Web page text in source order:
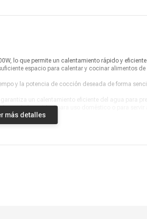
Producto digital No
Vendido por
lo que permite un calentamiento rápido y
espacio para calentar y cocinar alimentos
y la potencia de cocción deseada de forma
un calentamiento eficiente del agua para
que la hace ideal para uso doméstico o para servir
un calentamiento rápido y eficiente para
más detalles